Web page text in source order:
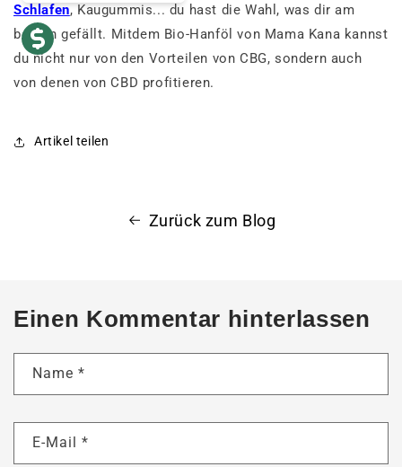
Schlafen, Kaugummis... du hast die Wahl, was dir am
besten gefällt. Mitdem Bio-Hanföl von Mama Kana kannst
du nicht nur von den Vorteilen von CBG, sondern auch
von denen von CBD profitieren.
Artikel teilen
Zurück zum Blog
Einen Kommentar hinterlassen
Name *
E-Mail *